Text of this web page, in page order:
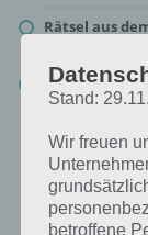
Rätsel aus
Zur Übersicht:
2020!
Stand:
Wir freuen
betroffene